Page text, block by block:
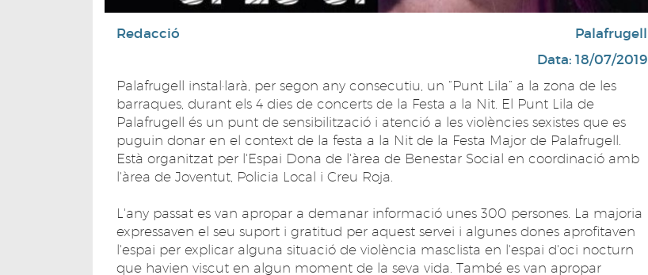
Redacció
Palafrugell
Data: 18/07/2019
Palafrugell instal·larà, per segon any consecutiu, un “Punt Lila” a la zona de les
barraques, durant els 4 dies de concerts de la Festa a la Nit. El Punt Lila de
Palafrugell és un punt de sensibilització i atenció a les violències sexistes que es
puguin donar en el context de la festa a la Nit de la Festa Major de Palafrugell.
Està organitzat per l'Espai Dona de l'àrea de Benestar Social en coordinació amb
l'àrea de Joventut, Policia Local i Creu Roja.
L'any passat es van apropar a demanar informació unes 300 persones. La majoria
expressaven el seu suport i gratitud per aquest servei i algunes dones aprofitaven
l'espai per explicar alguna situació de violència masclista en l'espai d'oci nocturn
que havien viscut en algun moment de la seva vida. També es van apropar